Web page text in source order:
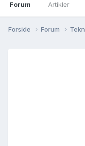
Forum Artikler
Forside Forum